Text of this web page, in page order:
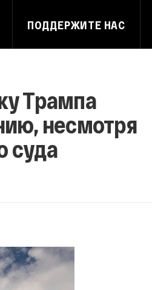
ПОДДЕРЖИТЕ НАС
Трампа
несмотря
суда